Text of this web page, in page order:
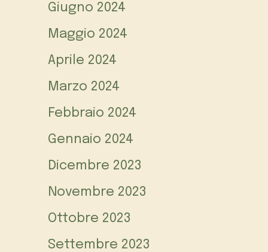
Giugno 2024
Maggio 2024
Aprile 2024
Marzo 2024
Febbraio 2024
Gennaio 2024
Dicembre 2023
Novembre 2023
Ottobre 2023
Settembre 2023